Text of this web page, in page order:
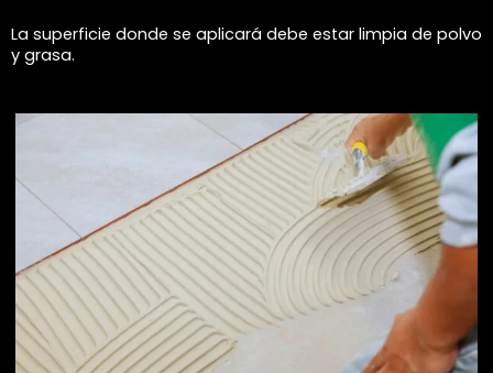
La superficie donde se aplicará debe estar limpia de polvo
y grasa.